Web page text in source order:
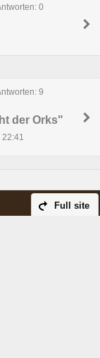
0
9
der Orks"
22:41
Full site